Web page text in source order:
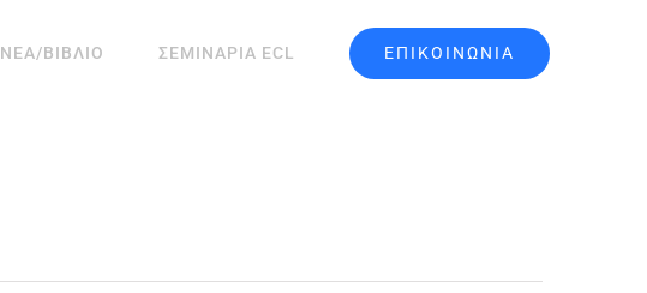
ΝΕΑ/ΒΙΒΛΙΟ ΣΕΜΙΝΑΡΙΑ ECL ΕΠΙΚΟΙΝΩΝΙΑ